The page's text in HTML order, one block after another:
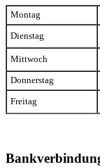
Montag
Dienstag
Mittwoch
Donnerstag
Freitag